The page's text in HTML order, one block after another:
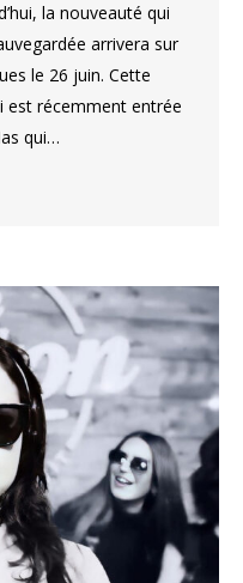
la nouveauté qui
arrivera sur
le 26 juin. Cette
est récemment entrée
qui…